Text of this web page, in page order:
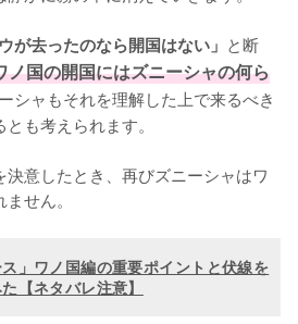
ウが去ったのなら開国はない」 と断
ノ国の開国にはズニーシャの何ら
シャもそれを理解した上で来るべき
も考えられます。
意したとき、再びズニーシャはワ
せん。
ス」ワノ国編の重要ポイントと伏線を
【ネタバレ注意】